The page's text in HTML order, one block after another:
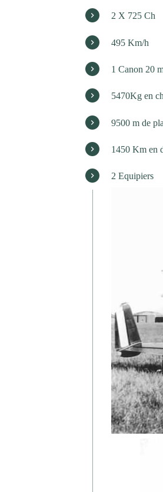
2 X 725 Ch
495 Km/h
1 Canon 20
5470Kg en
9500 m de
1450 Km en
2 Equipiers